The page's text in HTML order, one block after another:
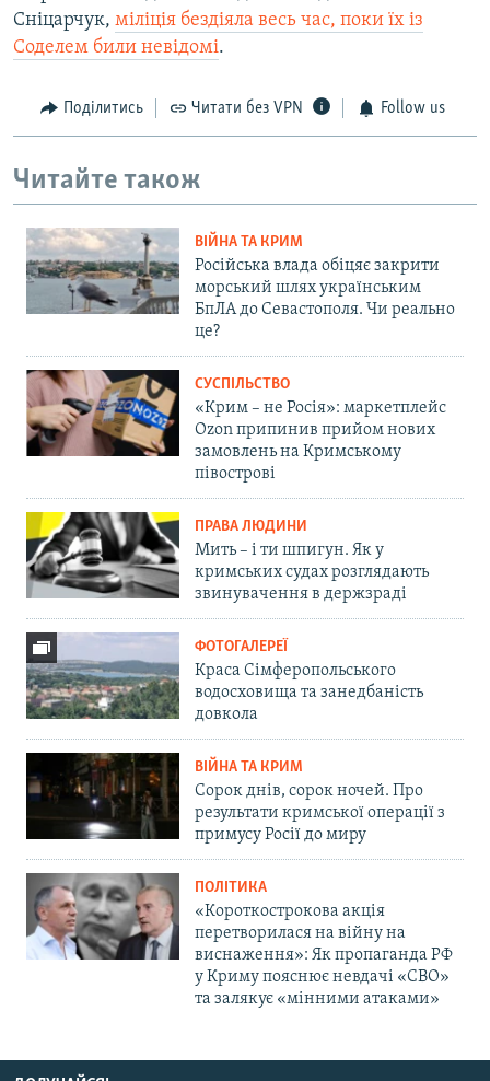
Сніцарчук, міліція бездіяла весь час, поки їх із
Соделем били невідомі.
Поділитись Читати без VPN Follow us
Читайте також
ВІЙНА ТА КРИМ
Російська влада обіцяє закрити
морський шлях українським
БпЛА до Севастополя. Чи реально
це?
СУСПІЛЬСТВО
«Крим – не Росія»: маркетплейс
Ozon припинив прийом нових
замовлень на Кримському
півострові
ПРАВА ЛЮДИНИ
Мить – і ти шпигун. Як у
кримських судах розглядають
звинувачення в держзраді
ФОТОГАЛЕРЕЇ
Краса Сімферопольського
водосховища та занедбаність
довкола
ВІЙНА ТА КРИМ
Сорок днів, сорок ночей. Про
результати кримської операції з
примусу Росії до миру
ПОЛІТИКА
«Короткострокова акція
перетворилася на війну на
виснаження»: Як пропаганда РФ
у Криму пояснює невдачі «СВО»
та залякує «мінними атаками»